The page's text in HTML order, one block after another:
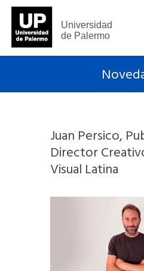
Universidad
de Palermo
Juan Persico,
Director
Visual Latina